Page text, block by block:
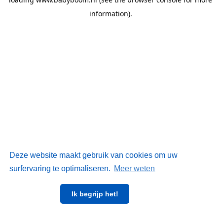
Deze website maakt gebruik van cookies om uw
surfervaring te optimaliseren. Meer weten
Ik begrijp het!
information).